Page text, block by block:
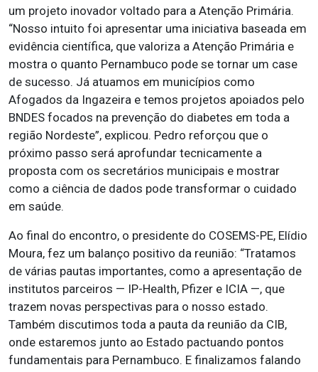
um projeto inovador voltado para a Atenção Primária.
“Nosso intuito foi apresentar uma iniciativa baseada em
evidência científica, que valoriza a Atenção Primária e
mostra o quanto Pernambuco pode se tornar um case
de sucesso. Já atuamos em municípios como
Afogados da Ingazeira e temos projetos apoiados pelo
BNDES focados na prevenção do diabetes em toda a
região Nordeste”, explicou. Pedro reforçou que o
próximo passo será aprofundar tecnicamente a
proposta com os secretários municipais e mostrar
como a ciência de dados pode transformar o cuidado
em saúde.
Ao final do encontro, o presidente do COSEMS-PE, Elídio
Moura, fez um balanço positivo da reunião: “Tratamos
de várias pautas importantes, como a apresentação de
institutos parceiros — IP-Health, Pfizer e ICIA —, que
trazem novas perspectivas para o nosso estado.
Também discutimos toda a pauta da reunião da CIB,
onde estaremos junto ao Estado pactuando pontos
fundamentais para Pernambuco. E finalizamos falando